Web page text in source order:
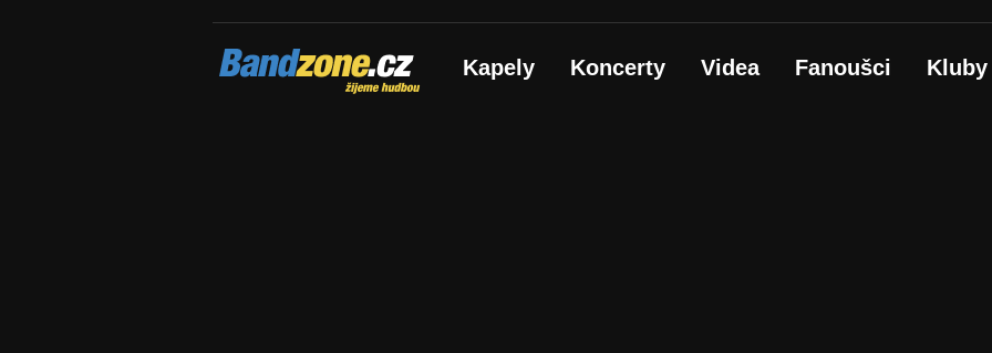
Bandzone.cz
žijeme hudbou Kapely Koncerty Videa Fanoušci Kluby